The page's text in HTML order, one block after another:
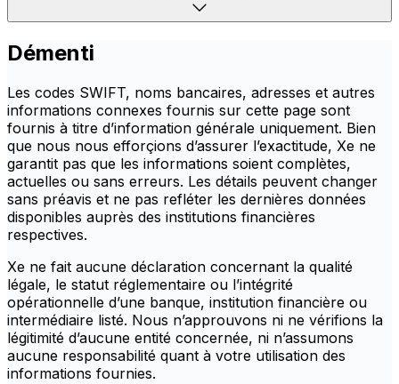
Démenti
Les codes SWIFT, noms bancaires, adresses et autres
informations connexes fournis sur cette page sont
fournis à titre d’information générale uniquement. Bien
que nous nous efforçions d’assurer l’exactitude, Xe ne
garantit pas que les informations soient complètes,
actuelles ou sans erreurs. Les détails peuvent changer
sans préavis et ne pas refléter les dernières données
disponibles auprès des institutions financières
respectives.
Xe ne fait aucune déclaration concernant la qualité
légale, le statut réglementaire ou l’intégrité
opérationnelle d’une banque, institution financière ou
intermédiaire listé. Nous n’approuvons ni ne vérifions la
légitimité d’aucune entité concernée, ni n’assumons
aucune responsabilité quant à votre utilisation des
informations fournies.